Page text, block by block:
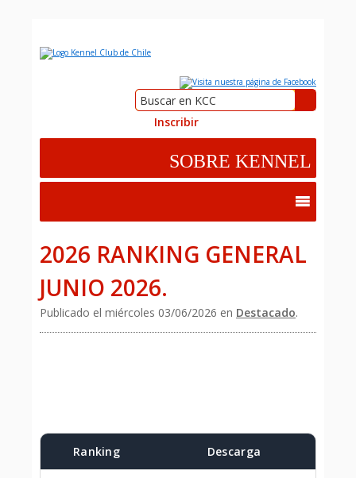
Inscribir
2026 RANKING GENERAL
JUNIO 2026.
Publicado el miércoles 03/06/2026 en Destacado.
Ranking Descarga